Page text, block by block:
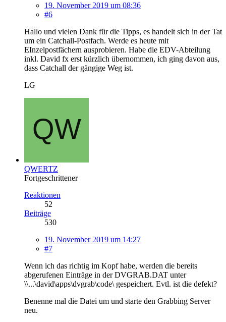
19. November 2019 um 08:36
#6
Hallo und vielen Dank für die Tipps, es handelt sich in der Tat
um ein Catchall-Postfach. Werde es heute mit
EInzelpostfächern ausprobieren. Habe die EDV-Abteilung
inkl. David fx erst kürzlich übernommen, ich ging davon aus,
dass Catchall der gängige Weg ist.
LG
QWERTZ
Fortgeschrittener
Reaktionen
52
Beiträge
530
19. November 2019 um 14:27
#7
Wenn ich das richtig im Kopf habe, werden die bereits
abgerufenen Einträge in der DVGRAB.DAT unter
\\...\david\apps\dvgrab\code\ gespeichert. Evtl. ist die defekt?
Benenne mal die Datei um und starte den Grabbing Server
neu.